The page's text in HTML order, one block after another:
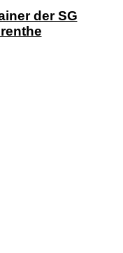
der SG